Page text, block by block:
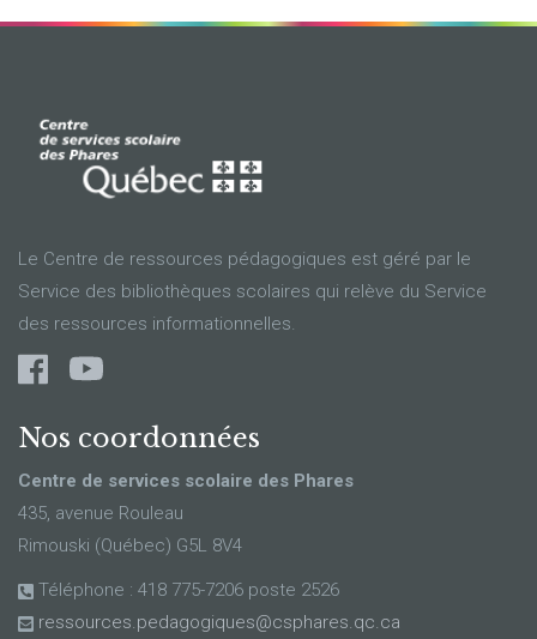
Le Centre de ressources pédagogiques est géré par le
Service des bibliothèques scolaires qui relève du Service
des ressources informationnelles.
Nos coordonnées
Centre de services scolaire des Phares
435, avenue Rouleau
Rimouski (Québec) G5L 8V4
Téléphone : 418 775-7206 poste 2526
ressources.pedagogiques@csphares.qc.ca